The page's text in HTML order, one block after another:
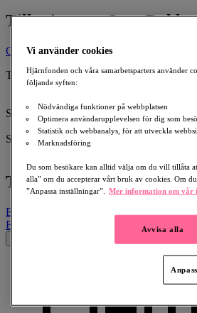
Till minne av Sara
Ge en gåva
Till minne av:
Sara Dahlström
1992-10-06 - 2024-04-08
Skapad av:
Sofia Dahlström
Samlar in till:
Till minne av Sara
Email LinkedIn QR-kod
Email
QR-kod
Vi använder cookies
Hjärnfonden och våra samarbetsparters använder
följande syften:
Nödvändiga funktioner på webbplatsen
Optimera användarupplevelsen för dig som
Statistik och webbanalys, för att utveckla
Marknadsföring
Du som besökare kan alltid välja om du vill tillåta
alla” om du accepterar vårt bruk av cookies. Om
”Anpassa inställningar”.
Mer information om vår
Avvisa alla